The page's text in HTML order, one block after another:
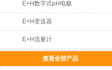
E+H数字式pH电极
E+H变送器
E+H流量计
查看全部产品